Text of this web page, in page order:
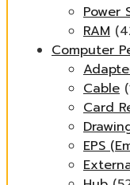
Power
RAM
Computer
Cable
Card
EPS